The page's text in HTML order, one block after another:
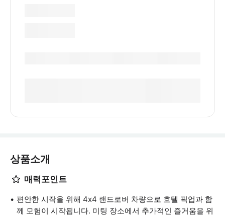
상품소개
매력포인트
편안한 시작을 위해 4x4 랜드로버 차량으로 호텔 픽업과 함
께 모험이 시작됩니다. 미팅 장소에서 추가적인 즐거움을 위